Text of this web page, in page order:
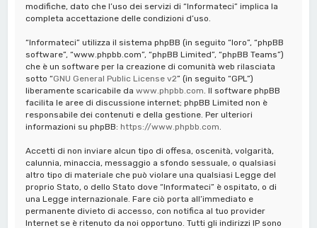
modifiche, dato che l’uso dei servizi di “Informateci” implica la
completa accettazione delle condizioni d’uso.
“Informateci” utilizza il sistema phpBB (in seguito “loro”, “phpBB
software”, “www.phpbb.com”, “phpBB Limited”, “phpBB Teams”)
che è un software per la creazione di comunità web rilasciata
sotto “GNU General Public License v2” (in seguito “GPL”)
liberamente scaricabile dawww.phpbb.com . Il software phpBB
facilita le aree di discussione internet; phpBB Limited non è
responsabile dei contenuti e della gestione. Per ulteriori
informazioni su phpBB: https://www.phpbb.com
Accetti di non inviare alcun tipo di offesa, oscenità, volgarità,
calunnia, minaccia, messaggio a sfondo sessuale, o qualsiasi
altro tipo di materiale che può violare una qualsiasi Legge del
proprio Stato, o dello Stato dove “Informateci” è ospitato, o di
una Legge internazionale. Fare ciò porta all’immediato e
permanente divieto di accesso, con notifica al tuo provider
Internet se è ritenuto da noi opportuno. Tutti gli indirizzi IP sono